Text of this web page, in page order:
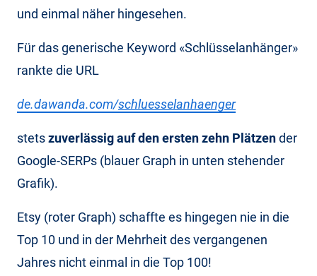
und einmal näher hingesehen.
Für das generische Keyword «Schlüsselanhänger»
rankte die URL
de.dawanda.com/schluesselanhaenger
stetszuverlässig auf den ersten zehn Plätzender
Google-SERPs (blauer Graph in unten stehender
Grafik).
Etsy (roter Graph) schaffte es hingegen nie in die
Top 10 und in der Mehrheit des vergangenen
Jahres nicht einmal in die Top 100!